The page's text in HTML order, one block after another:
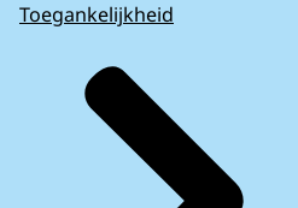
Toegankelijkheid